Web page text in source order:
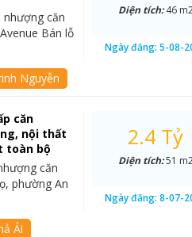
nhượng căn
Bán lỗ
Nguyễn
Diện tích:46
Ngày đăng:5-08-
căn
nội thất
toàn bộ
căn
phường An
Ái
2.4 Tỷ
Diện tích:51
Ngày đăng:8-07-